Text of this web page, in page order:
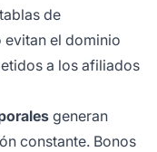
de
el dominio
a los afiliados
generan
constante. Bonos